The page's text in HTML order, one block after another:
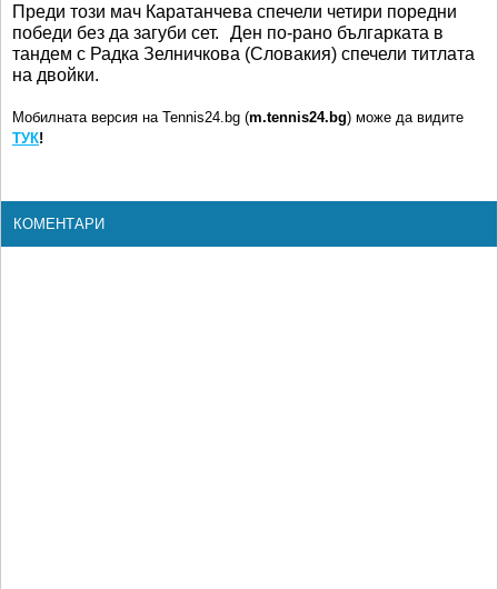
Преди този мач Каратанчева спечели четири поредни
победи без да загуби сет. Ден по-рано българката в
тандем с Радка Зелничкова (Словакия) спечели титлата
на двойки.
Мобилната версия на Tennis24.bg (m.tennis24.bg) може да видите
ТУК!
КОМЕНТАРИ